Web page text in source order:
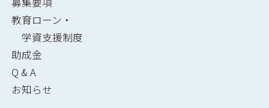
教育ローン・
学資支援制度
助成金
Q & A
お知らせ